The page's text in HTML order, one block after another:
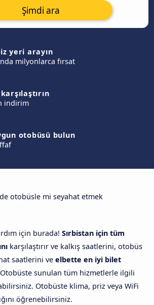
Şimdi ara
yeri arayın
milyonlarca fırsat
indirim
otobüsü bulun
otobüsle mi seyahat etmek
için burada! Sırbistan için tüm
karşılaştırır ve kalkış saatlerini, otobüs
saatlerini ve elbette en iyi bilet
sunulan tüm hizmetlerle ilgili
Otobüste klima, priz veya WiFi
öğrenebilirsiniz.